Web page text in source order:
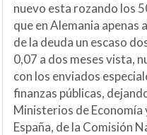
nuevo esta rozando los
que en Alemania apenas
de la deuda un escaso
0,07 a dos meses vista,
con los enviados
finanzas públicas,
Ministerios de Economía
España, de la Comisión